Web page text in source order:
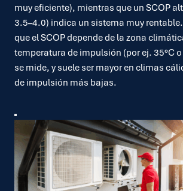
muy eficiente), mientras que un SCOP
3.5–4.0) indica un sistema muy
que el SCOP depende de la zona
temperatura de impulsión (por ej. 35°C o
se mide, y suele ser mayor en climas
de impulsión más bajas.